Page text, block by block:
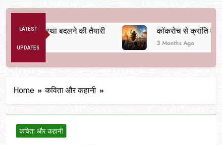
LATEST
UPDATES
व्यवस्था बदलने की तैयारी कॉकरोच से क्रांति तक
3 Months Ago
Home कविता और कहानी
कविता और कहानी